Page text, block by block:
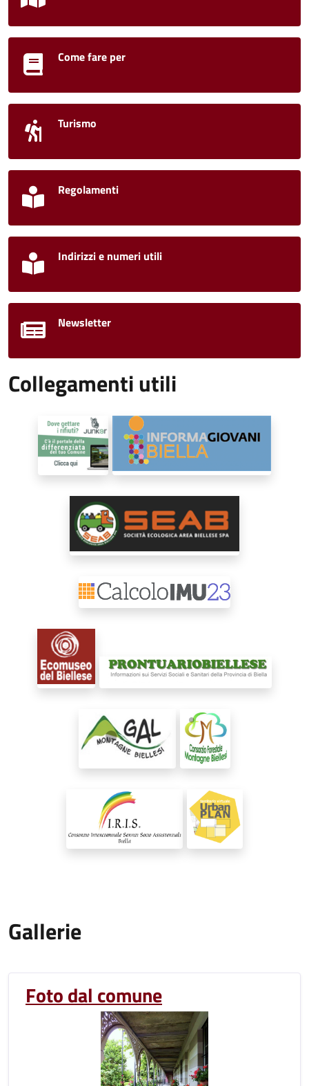
Come fare per
Turismo
Regolamenti
Indirizzi e numeri utili
Newsletter
Collegamenti utili
Gallerie
Foto dal comune